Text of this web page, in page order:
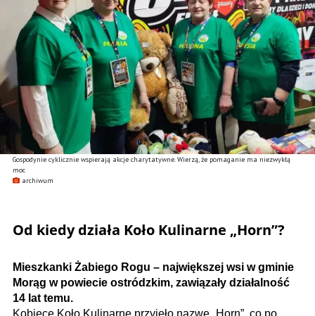
Gospodynie cyklicznie wspierają akcje charytatywne. Wierzą, że pomaganie ma niezwykłą
moc
archiwum
Od kiedy działa Koło Kulinarne „Horn”?
Mieszkanki Żabiego Rogu – największej wsi w gminie
Morąg w powiecie ostródzkim, zawiązały działalność
14 lat temu.